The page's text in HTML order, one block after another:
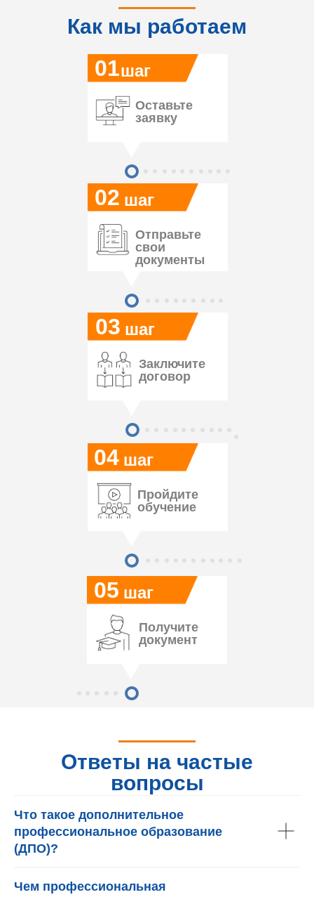
Как мы работаем
05
04
03
02
01
Оставьте
заявку
шаг
шаг
шаг
шаг
шаг
Отправьте
свои
документы
Заключите
договор
Пройдите
обучение
Получите
документ
Ответы на частые
вопросы
Что такое дополнительное
профессиональное образование
(ДПО)?
Чем профессиональная